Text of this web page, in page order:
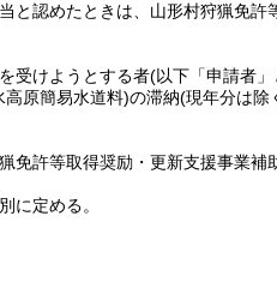
と認めたときは、山形村狩猟免
受けようとする者(以下「申請者
原簡易水道料)の滞納(現年分は除
免許等取得奨励・更新支援事業補
に定める。